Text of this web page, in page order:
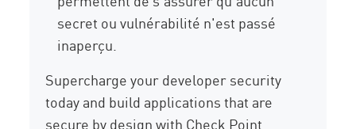
secret ou vulnérabilité n'est passé
inaperçu.
Supercharge your developer security
today and build applications that are
secure by design with Check Point